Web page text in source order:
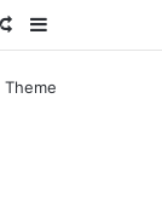
InRandom Article